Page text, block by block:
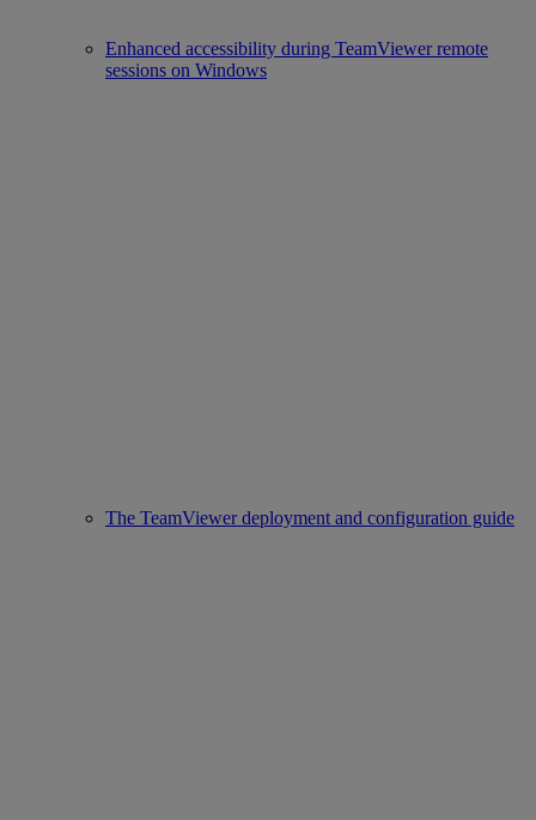
Enhanced accessibility during TeamViewer remote
sessions on Windows
The TeamViewer deployment and configuration guide